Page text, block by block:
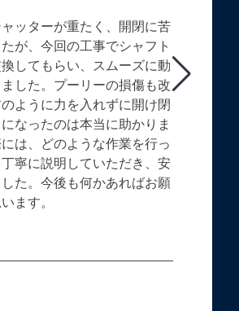
ッターが重たく、開閉に苦
が、今回の工事でシャフト
してもらい、スムーズに動
した。プーリーの損傷も改
ように力を入れずに開け閉
なったのは本当に助かりま
は、どのような作業を行っ
寧に説明していただき、安
た。今後も何かあればお願
ます。